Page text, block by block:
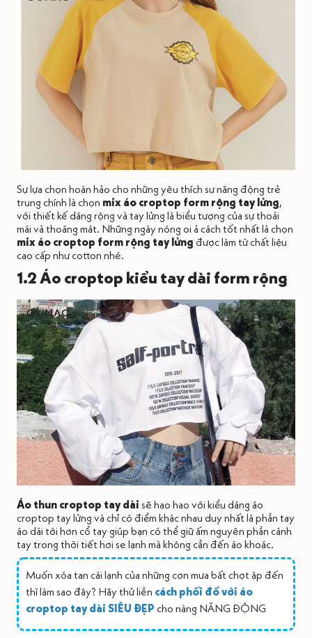
Sự lựa chọn hoàn hảo cho những yêu thích sự năng động trẻ
trung chính là chọn mix áo croptop form rộng tay lửng,
với thiết kế dáng rộng và tay lửng là biểu tượng của sự thoải
mái và thoáng mát. Những ngày nóng oi ả cách tốt nhất là chọn
mix áo croptop form rộng tay lửng được làm từ chất liệu
cao cấp như cotton nhé.
1.2 Áo croptop kiểu tay dài form rộng
Áo thun croptop tay dài sẽ hao hao với kiểu dáng áo
croptop tay lửng và chỉ có điểm khác nhau duy nhất là phần tay
áo dài tới hơn cổ tay giúp bạn có thể giữ ấm nguyên phần cánh
tay trong thời tiết hơi se lạnh mà không cần đến áo khoác.
Muốn xóa tan cái lạnh của những cơn mưa bất chợt ập đến
thì làm sao đây? Hãy thử liền cách phối đồ với áo
croptop tay dài SIÊU ĐẸP cho nàng NĂNG ĐỘNG